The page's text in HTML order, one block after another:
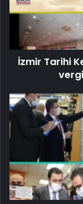
İzmir Tarihi